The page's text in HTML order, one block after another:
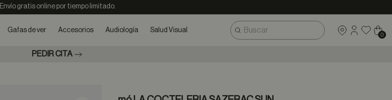
Envío gratis online por tiempo limitado.
Gafas de ver Accesorios Audiología Salud Visual
0
PEDIR CITA